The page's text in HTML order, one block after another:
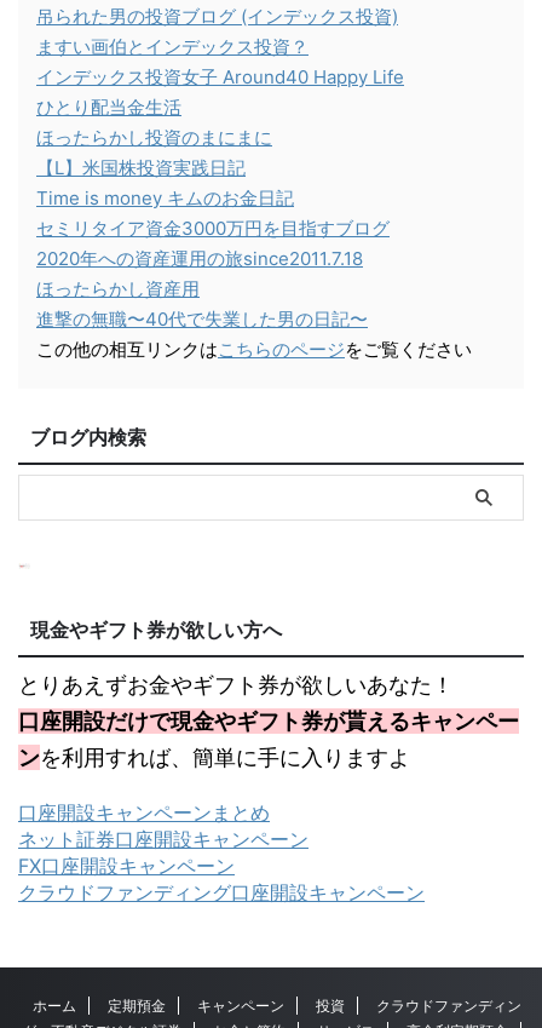
吊られた男の投資ブログ (インデックス投資)
ますい画伯とインデックス投資？
インデックス投資女子 Around40 Happy Life
ひとり配当金生活
ほったらかし投資のまにまに
【L】米国株投資実践日記
Time is money キムのお金日記
セミリタイア資金3000万円を目指すブログ
2020年への資産運用の旅since2011.7.18
ほったらかし資産用
進撃の無職〜40代で失業した男の日記〜
この他の相互リンクはこちらのページをご覧ください
ブログ内検索
現金やギフト券が欲しい方へ
とりあえずお金やギフト券が欲しいあなた！
口座開設だけで現金やギフト券が貰えるキャンペー
ンを利用すれば、簡単に手に入りますよ
口座開設キャンペーンまとめ
ネット証券口座開設キャンペーン
FX口座開設キャンペーン
クラウドファンディング口座開設キャンペーン
ホーム 定期預金 キャンペーン 投資
クラウドファンディン